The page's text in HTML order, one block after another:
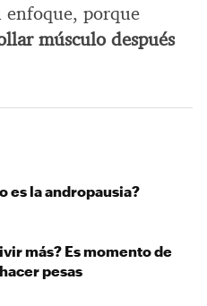
enfoque, porque
músculo después
es la andropausia?
más? Es momento de
pesas